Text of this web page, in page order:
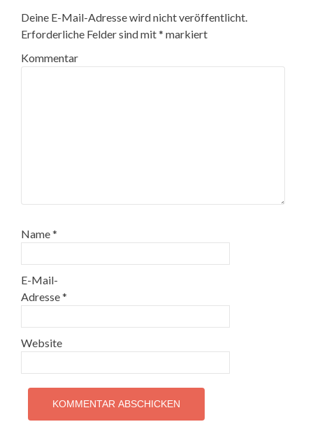
Deine E-Mail-Adresse wird nicht veröffentlicht.
Erforderliche Felder sind mit* markiert
Kommentar
Name*
E-Mail-
Adresse*
Website